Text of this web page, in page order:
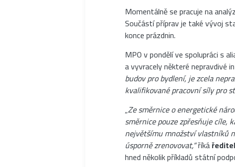
Momentálně se pracuje na
Součástí příprav je také vývoj
konce prázdnin.
MPO v pondělí ve spolupráci s
a vyvracely některé nepravdivé
budov pro bydlení, je zcela
kvalifikované pracovní síly pro
„Ze směrnice o energetické
směrnice pouze zpřesňuje cíle,
největšímu množství vlastníků
úsporně zrenovovat,“říká
hned několik příkladů státní